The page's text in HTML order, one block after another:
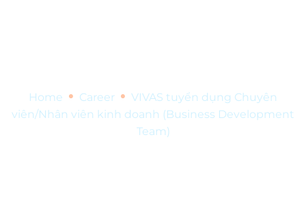
Home • Career • VIVAS tuyển dụng Chuyên
viên/Nhân viên kinh doanh (Business Development
Team)